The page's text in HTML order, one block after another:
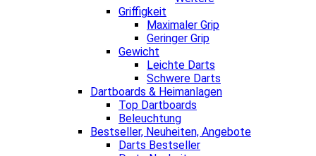
Griffigkeit
Maximaler Grip
Geringer Grip
Gewicht
Leichte Darts
Schwere Darts
Dartboards & Heimanlagen
Top Dartboards
Beleuchtung
Bestseller, Neuheiten, Angebote
Darts Bestseller